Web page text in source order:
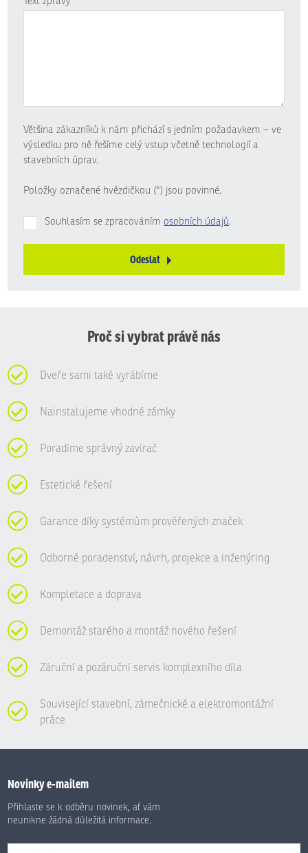
Většina zákazníků k nám přichází s jedním požadavkem – ve
výsledku pro ně řešíme celý vstup včetně technologií a
stavebních úprav.
Položky označené hvězdičkou (*) jsou povinné.
Souhlasím se zpracováním osobních údajů.
Odeslat
Proč si vybrat právě nás
Dveře sami také vyrábíme
Nainstalujeme vhodné zámky
Poradíme správný zavírač
Estetické řešení
Garance díky systémům prověřených značek
Odborné poradenství, návrh, projekce a inženýring
Kompletace a doprava
Demontáž starého a montáž nového řešení
Záruční a pozáruční servis komplexního díla
Související stavební, zámečnické a elektromontážní
práce
Novinky e-mailem
Přihlaste se k odběru novinek, ať vám
neunikne žádná důležitá informace.